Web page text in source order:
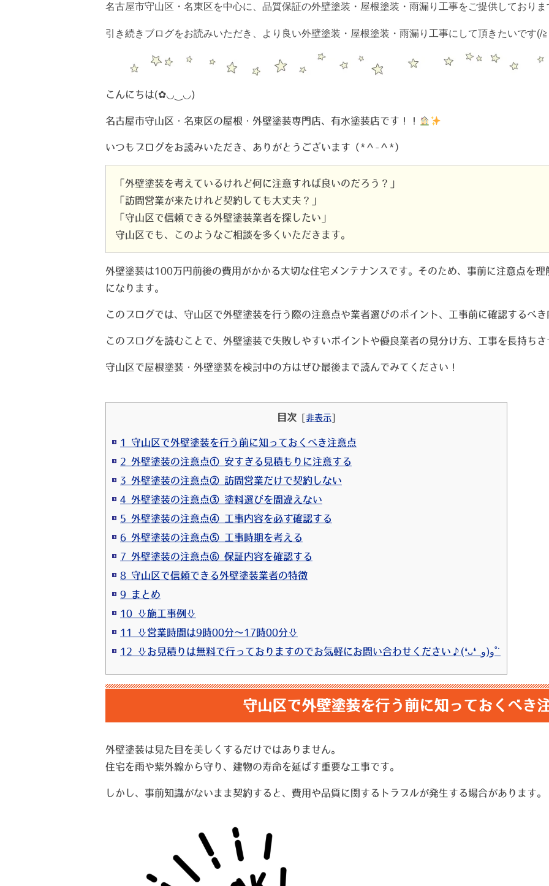
名古屋市守山区・名東区を中心に、品質保証の外壁塗装・屋根塗装・雨漏り工事をご提供しておりま
引き続きブログをお読みいただき、より良い外壁塗装・屋根塗装・雨漏り工事にして頂きたいです
こんにちは(✿◡‿◡)
名古屋市守山区・名東区の屋根・外壁塗装専門店、有水塗装店です！！
いつもブログをお読みいただき、ありがとうございます（*＾-＾*）
「外壁塗装を考えているけれど何に注意すれば良いのだろう？」
「訪問営業が来たけれど契約しても大丈夫？」
「守山区で信頼できる外壁塗装業者を探したい」
守山区でも、このようなご相談を多くいただきます。
外壁塗装は100万円前後の費用がかかる大切な住宅メンテナンスです。そのため、事前に注意点を
になります。
このブログでは、守山区で外壁塗装を行う際の注意点や業者選びのポイント、工事前に確認するべ
このブログを読むことで、外壁塗装で失敗しやすいポイントや優良業者の見分け方、工事を長持ち
守山区で屋根塗装・外壁塗装を検討中の方はぜひ最後まで読んでみてください！
目次 非表示
1 守山区で外壁塗装を行う前に知っておくべき注意点
2 外壁塗装の注意点① 安すぎる見積もりに注意する
3 外壁塗装の注意点② 訪問営業だけで契約しない
4 外壁塗装の注意点③ 塗料選びを間違えない
5 外壁塗装の注意点④ 工事内容を必ず確認する
6 外壁塗装の注意点⑤ 工事時期を考える
7 外壁塗装の注意点⑥ 保証内容を確認する
8 守山区で信頼できる外壁塗装業者の特徴
9 まとめ
10 ⇩施工事例⇩
11 ⇩営業時間は9時00分～17時00分⇩
12 ⇩お見積りは無料で行っておりますのでお気軽にお問い合わせください♪(❛ᴗ❛ و(و˚˙
守山区で外壁塗装を行う前に知っておくべき
外壁塗装は見た目を美しくするだけではありません。
住宅を雨や紫外線から守り、建物の寿命を延ばす重要な工事です。
しかし、事前知識がないまま契約すると、費用や品質に関するトラブルが発生する場合があります。